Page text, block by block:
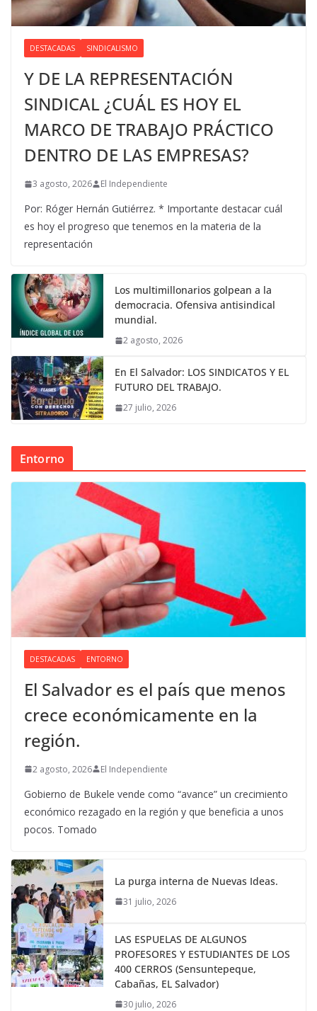
DESTACADAS SINDICALISMO
Y DE LA REPRESENTACIÓN
SINDICAL ¿CUÁL ES HOY EL
MARCO DE TRABAJO PRÁCTICO
DENTRO DE LAS EMPRESAS?
3 agosto, 2026 El Independiente
Por: Róger Hernán Gutiérrez. * Importante destacar cuál
es hoy el progreso que tenemos en la materia de la
representación
Los multimillonarios golpean a la
democracia. Ofensiva antisindical
mundial.
2 agosto, 2026
En El Salvador: LOS SINDICATOS Y EL
FUTURO DEL TRABAJO.
27 julio, 2026
Entorno
DESTACADAS ENTORNO
El Salvador es el país que menos
crece económicamente en la
región.
2 agosto, 2026 El Independiente
Gobierno de Bukele vende como “avance” un crecimiento
económico rezagado en la región y que beneficia a unos
pocos. Tomado
La purga interna de Nuevas Ideas.
31 julio, 2026
LAS ESPUELAS DE ALGUNOS
PROFESORES Y ESTUDIANTES DE LOS
400 CERROS (Sensuntepeque,
Cabañas, EL Salvador)
30 julio, 2026